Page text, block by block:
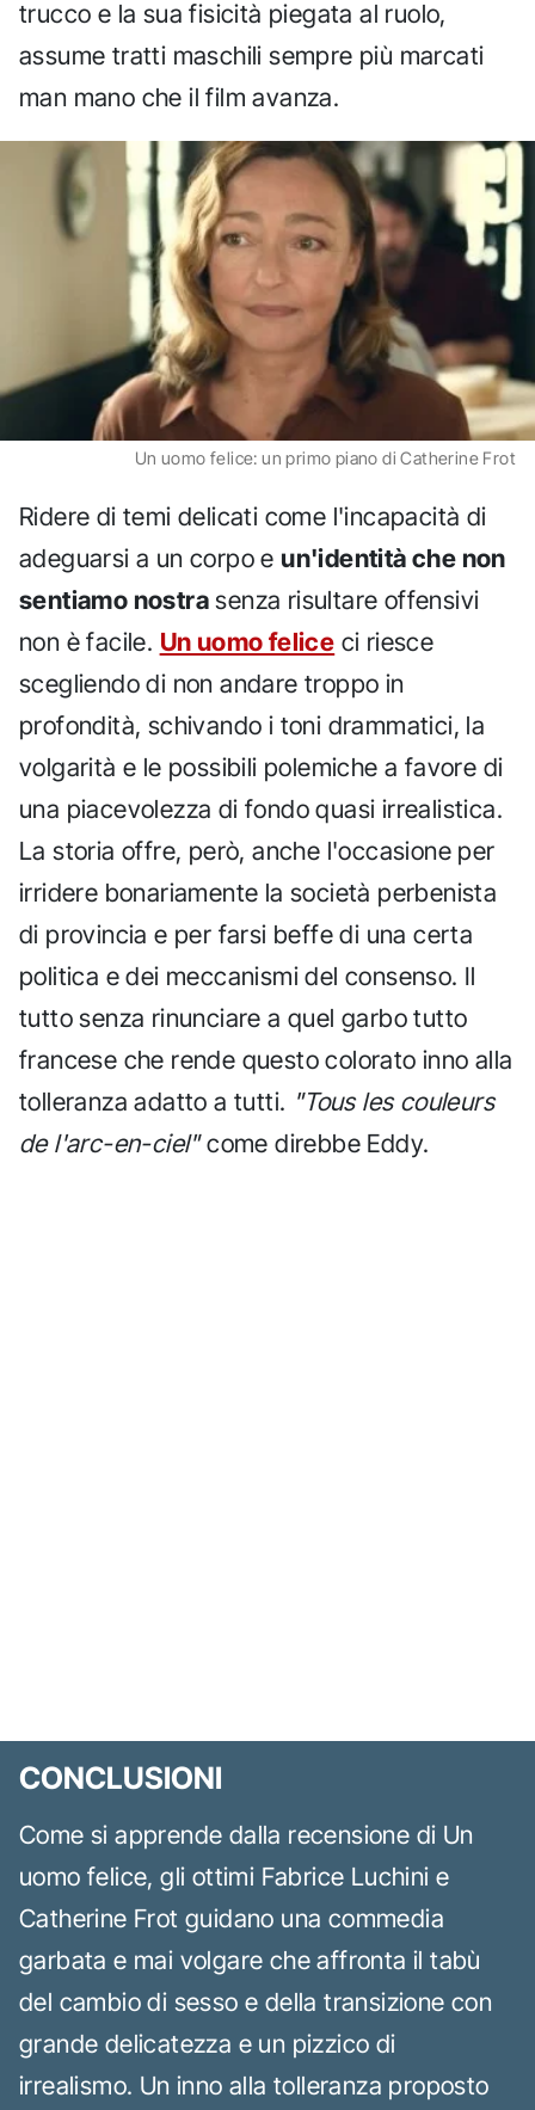
trucco e la sua fisicità piegata al ruolo,
assume tratti maschili sempre più marcati
man mano che il film avanza.
Un uomo felice: un primo piano di Catherine Frot
Ridere di temi delicati come l'incapacità di
adeguarsi a un corpo e un'identità che non
sentiamo nostra senza risultare offensivi
non è facile. Un uomo felice ci riesce
scegliendo di non andare troppo in
profondità, schivando i toni drammatici, la
volgarità e le possibili polemiche a favore di
una piacevolezza di fondo quasi irrealistica.
La storia offre, però, anche l'occasione per
irridere bonariamente la società perbenista
di provincia e per farsi beffe di una certa
politica e dei meccanismi del consenso. Il
tutto senza rinunciare a quel garbo tutto
francese che rende questo colorato inno alla
tolleranza adatto a tutti. "Tous les couleurs
de l'arc-en-ciel"come direbbe Eddy.
CONCLUSIONI
Come si apprende dalla recensione di Un
uomo felice, gli ottimi Fabrice Luchini e
Catherine Frot guidano una commedia
garbata e mai volgare che affronta il tabù
del cambio di sesso e della transizione con
grande delicatezza e un pizzico di
irrealismo. Un inno alla tolleranza proposto